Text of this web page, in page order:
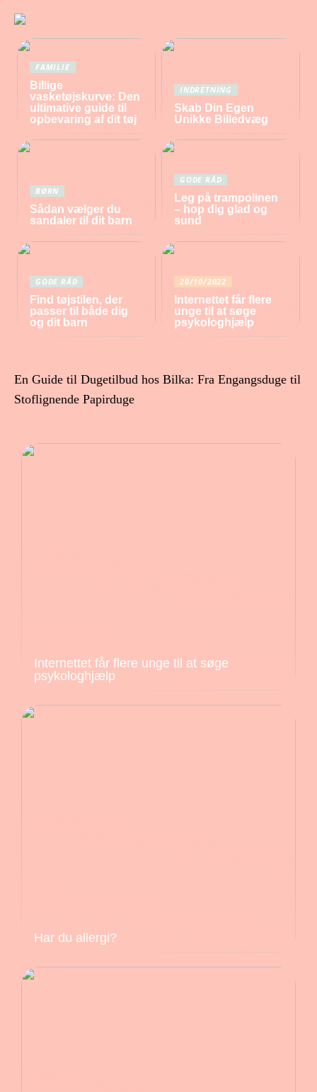
FAMILIE
Billige
vasketøjskurve: Den
ultimative guide til
opbevaring af dit tøj
INDRETNING
Skab Din Egen
Unikke Billedvæg
BØRN
Sådan vælger du
sandaler til dit barn
GODE RÅD
Leg på trampolinen
– hop dig glad og
sund
GODE RÅD
Find tøjstilen, der
passer til både dig
og dit barn
20/10/2022
Internettet får flere
unge til at søge
psykologhjælp
En Guide til Dugetilbud hos Bilka: Fra Engangsduge til
Stoflignende Papirduge
Internettet får flere unge til at søge
psykologhjælp
Har du allergi?